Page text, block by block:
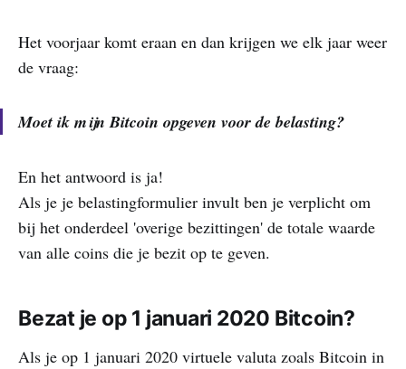
Het voorjaar komt eraan en dan krijgen we elk jaar weer
de vraag:
Moet ik mijn Bitcoin opgeven voor de belasting?
En het antwoord is ja!
Als je je belastingformulier invult ben je verplicht om
bij het onderdeel 'overige bezittingen' de totale waarde
van alle coins die je bezit op te geven.
Bezat je op 1 januari 2020 Bitcoin?
Als je op 1 januari 2020 virtuele valuta zoals Bitcoin in